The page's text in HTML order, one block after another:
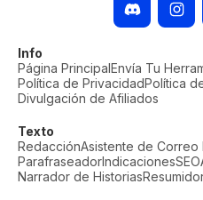
Info
Página PrincipalEnvía Tu
Política de PrivacidadPolítica
Divulgación de Afiliados
Texto
RedacciónAsistente de Correo
ParafraseadorIndicacionesSEO
Narrador de Historias